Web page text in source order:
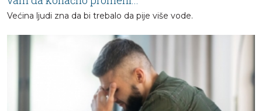
Većina ljudi zna da bi trebalo da pije više vode.